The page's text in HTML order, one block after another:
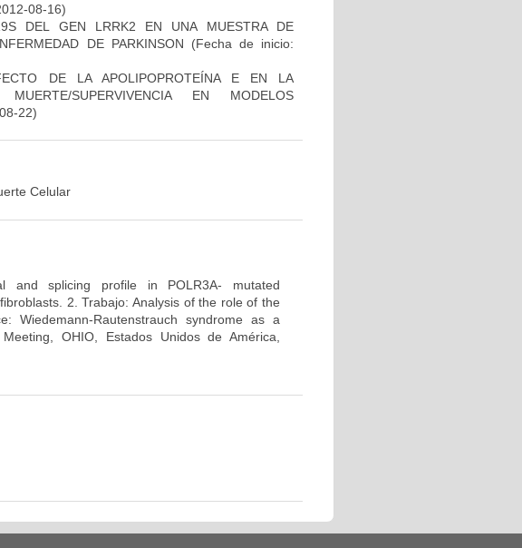
08-16)
DEL GEN LRRK2 EN UNA MUESTRA DE
DE PARKINSON (Fecha de inicio:
DE LA APOLIPOPROTEÍNA E EN LA
SUPERVIVENCIA EN MODELOS
22)
Celular
and splicing profile in POLR3A- mutated
2. Trabajo: Analysis of the role of the
Wiedemann-Rautenstrauch syndrome as a
OHIO, Estados Unidos de América,